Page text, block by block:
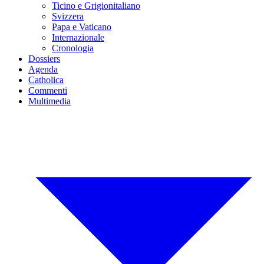
Ticino e Grigionitaliano
Svizzera
Papa e Vaticano
Internazionale
Cronologia
Dossiers
Agenda
Catholica
Commenti
Multimedia